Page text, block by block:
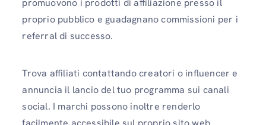
promuovono i prodotti di affiliazione presso il
proprio pubblico e guadagnano commissioni per i
referral di successo.
Trova affiliati contattando creatori o influencer e
annuncia il lancio del tuo programma sui canali
social. I marchi possono inoltre renderlo